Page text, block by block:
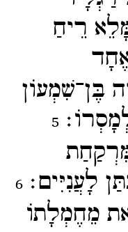
רֵיחַ
בֶּן־​שִׁמְעוֹן
5
לָעֲנִיִּים׃6
מֵחֶמְלָתוֹ